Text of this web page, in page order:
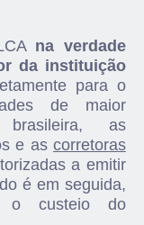
na verdade
da instituição
para o
de maior
brasileira, as
e as corretoras
a emitir
é em seguida,
o custeio do